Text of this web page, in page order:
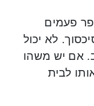
פעמים
לא יכול
אם יש משהו
לבית